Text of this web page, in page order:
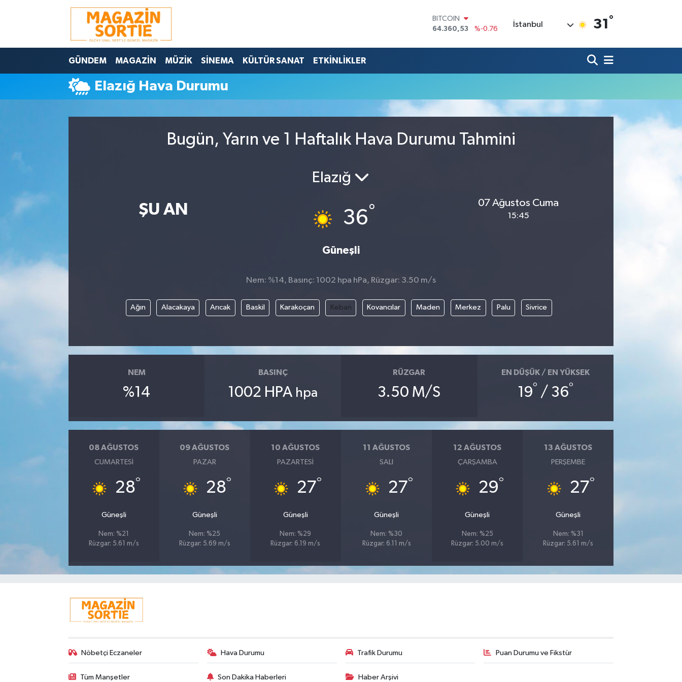
BITCOIN
64.360,53
%-0.76
47,7069
%0.17
GRAM ALTIN
İstanbul 31 °
GÜNDEM MAGAZİN MÜZİK SİNEMA KÜLTÜR SANAT ETKİNLİKLER
Elazığ Hava Durumu
Bugün, Yarın ve 1 Haftalık Hava Durumu Tahmini
ŞU AN
Elazığ
36°
Güneşli
07 Ağustos Cuma
15:45
Nem: %14, Basınç: 1002 hpa hPa, Rüzgar: 3.50 m/s
Ağın Alacakaya Arıcak Baskil Karakoçan Keban Kovancılar Maden Merkez Palu Sivrice
NEM
%14
BASINÇ
1002 HPA hpa
RÜZGAR
3.50 M/S
EN DÜŞÜK / EN YÜKSEK
19° / 36°
08 AĞUSTOS
CUMARTESI
28°
Güneşli
Nem: %21
Rüzgar: 5.61 m/s
09 AĞUSTOS
PAZAR
28°
Güneşli
Nem: %25
Rüzgar: 5.69 m/s
10 AĞUSTOS
PAZARTESI
27°
Güneşli
Nem: %29
Rüzgar: 6.19 m/s
11 AĞUSTOS
SALI
27°
Güneşli
Nem: %30
Rüzgar: 6.11 m/s
12 AĞUSTOS
ÇARŞAMBA
29°
Güneşli
Nem: %25
Rüzgar: 5.00 m/s
13 AĞUSTOS
PERŞEMBE
27°
Güneşli
Nem: %31
Rüzgar: 5.61 m/s
Nöbetçi Eczaneler Hava Durumu Trafik Durumu Puan Durumu ve Fikstür
Tüm Manşetler Son Dakika Haberleri Haber Arşivi
Nöbetçi Eczaneler
Hava Durumu
Trafik Durumu
Süper Lig Puan Durumu ve Fikstür
Haber Arşivi